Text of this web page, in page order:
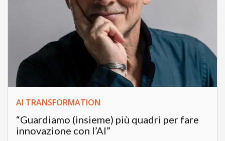
AI TRANSFORMATION
“Guardiamo (insieme) più quadri per fare
innovazione con l’AI”